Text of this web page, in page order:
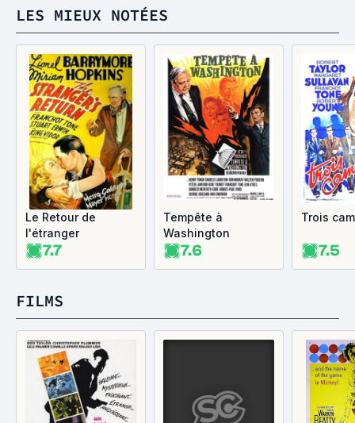
LES MIEUX NOTÉES
Le Retour de
l'étranger
7.7
Tempête à
Washington
7.6
Trois
7.5
FILMS